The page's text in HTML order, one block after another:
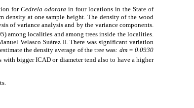
forCedrela odorata in four locations in the State of
density at one sample height. The density of the wood
of variance analysis and by the variance components.
among localities and among trees inside the localities.
Velasco Suárez II. There was significant variation
the density average of the tree was: dm = 0.0930
bigger ICAD or diameter tend also to have a higher